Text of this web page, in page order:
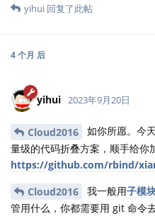
yihui 回复了此帖
4 个月 后
yihui 2023年9月20日
Cloud2016
如你所愿。今
量级的代码折叠方案，顺手给你
https://github.com/rbind/
Cloud2016 我一般用子模
管用什么，你都需要用 git 命令